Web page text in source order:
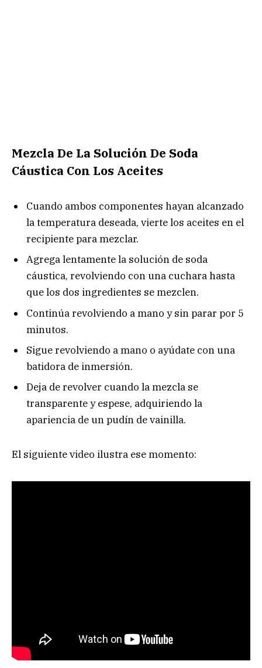
Mezcla De La Solución De Soda
Cáustica Con Los Aceites
Cuando ambos componentes hayan alcanzado
la temperatura deseada, vierte los aceites en el
recipiente para mezclar.
Agrega lentamente la solución de soda
cáustica, revolviendo con una cuchara hasta
que los dos ingredientes se mezclen.
Continúa revolviendo a mano y sin parar por 5
minutos.
Sigue revolviendo a mano o ayúdate con una
batidora de inmersión.
Deja de revolver cuando la mezcla se
transparente y espese, adquiriendo la
apariencia de un pudín de vainilla.
El siguiente video ilustra ese momento: